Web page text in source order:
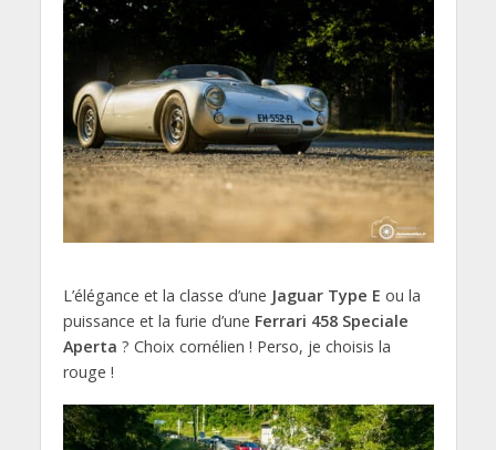
L’élégance et la classe d’une Jaguar Type E ou la
puissance et la furie d’une Ferrari 458 Speciale
Aperta ? Choix cornélien ! Perso, je choisis la
rouge !